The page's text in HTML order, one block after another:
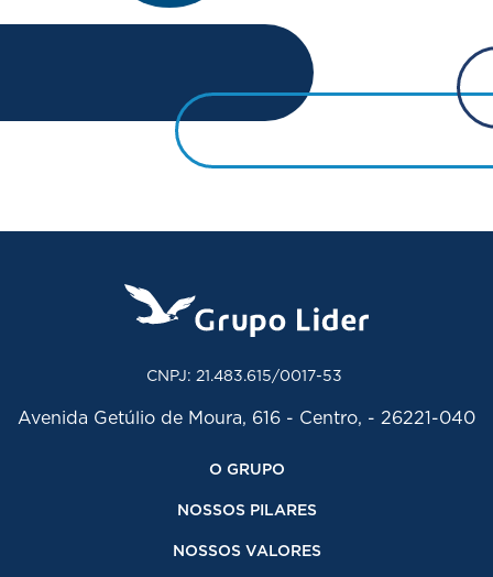
CNPJ: 21.483.615/0017-53
Avenida Getúlio de Moura, 616 - Centro, - 26221-040
O GRUPO
NOSSOS PILARES
NOSSOS VALORES